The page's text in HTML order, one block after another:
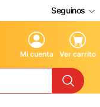
Seguinos
Mi cuenta Ver carrito